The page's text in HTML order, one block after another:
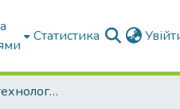
Статистика
Факультет Агротехнологій та екології